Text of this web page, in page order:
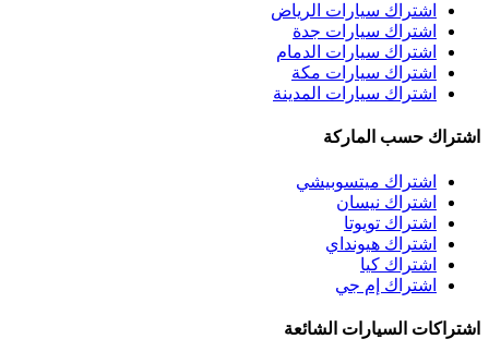
اشتراك سيارات الرياض
اشتراك سيارات جدة
اشتراك سيارات الدمام
اشتراك سيارات مكة
اشتراك سيارات المدينة
اشتراك حسب الماركة
اشتراك ميتسوبيشي
اشتراك نيسان
اشتراك تويوتا
اشتراك هيونداي
اشتراك كيا
اشتراك إم جي
اشتراكات السيارات الشائعة